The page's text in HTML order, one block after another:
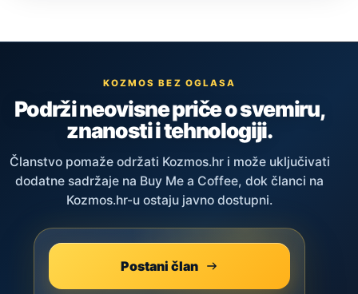
KOZMOS BEZ OGLASA
Podrži neovisne priče o svemiru,
znanosti i tehnologiji.
Članstvo pomaže održati Kozmos.hr i može uključivati
dodatne sadržaje na Buy Me a Coffee, dok članci na
Kozmos.hr-u ostaju javno dostupni.
Postani član